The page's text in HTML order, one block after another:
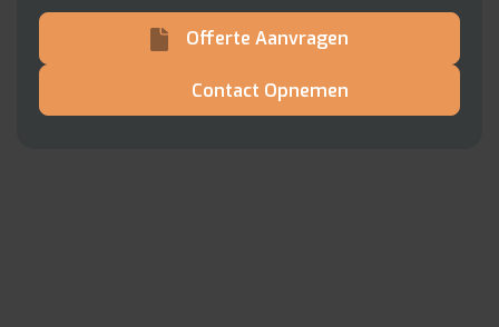
Offerte Aanvragen
Contact Opnemen